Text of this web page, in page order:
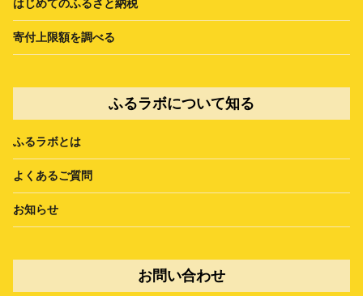
はじめてのふるさと納税
寄付上限額を調べる
ふるラボについて知る
ふるラボとは
よくあるご質問
お知らせ
お問い合わせ